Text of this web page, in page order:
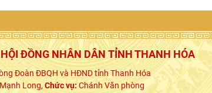
ĐỒNG NHÂN DÂN TỈNH THANH HÓA
Đoàn ĐBQH và HĐND tỉnh Thanh Hóa
Long,Chức vụ:Chánh Văn phòng